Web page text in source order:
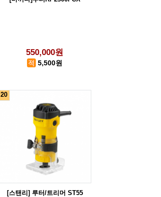
550,000원
5,500원
20
[스탠리] 루터/트리머 ST55